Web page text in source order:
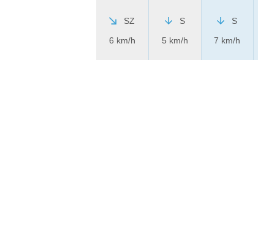
SZ
6 km/h
S
5 km/h
S
7 km/h